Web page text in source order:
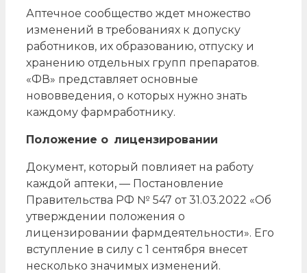
Аптечное сообщество ждет множество
изменений в требованиях к допуску
работников, их образованию, отпуску и
хранению отдельных групп препаратов.
«ФВ» представляет основные
нововведения, о которых нужно знать
каждому фармработнику.
Положение о лицензировании
Документ, который повлияет на работу
каждой аптеки, — Постановление
Правительства РФ № 547 от 31.03.2022 «Об
утверждении положения о
лицензировании фармдеятельности». Его
вступление в силу с 1 сентября внесет
несколько значимых изменений.